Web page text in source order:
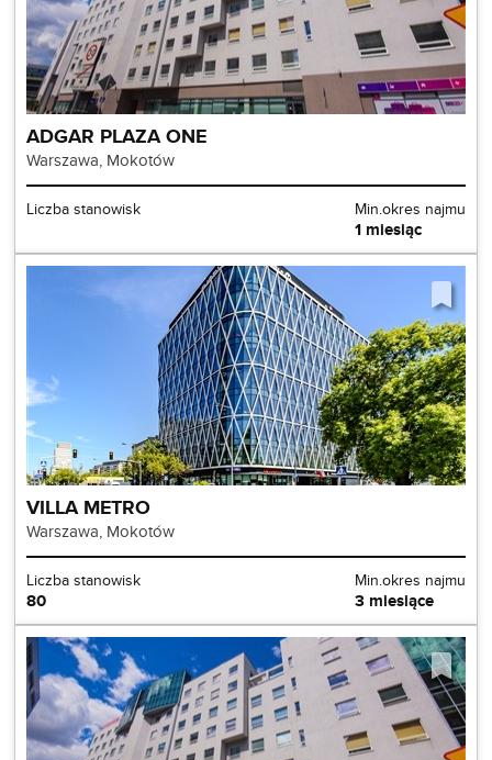
ADGAR PLAZA ONE
Warszawa, Mokotów
Liczba stanowisk Min.okres najmu
1 miesiąc
VILLA METRO
Warszawa, Mokotów
Liczba stanowisk
80
Min.okres najmu
3 miesiące